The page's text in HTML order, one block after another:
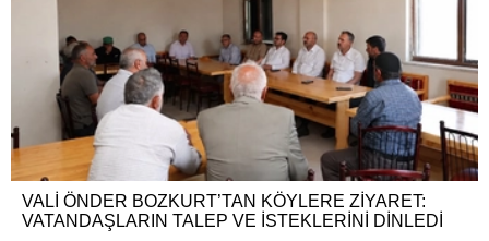
VALİ ÖNDER BOZKURT’TAN KÖYLERE ZİYARET:
VATANDAŞLARIN TALEP VE İSTEKLERİNİ DİNLEDİ